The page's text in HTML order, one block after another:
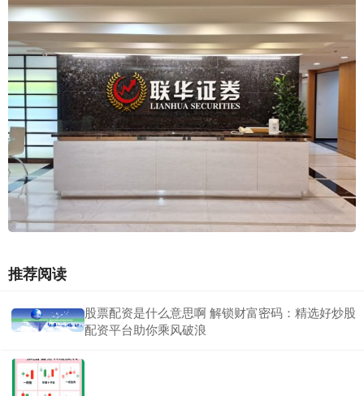
推荐阅读
股票配资是什么意思啊 解锁财富密码：精选好炒股
配资平台助你乘风破浪